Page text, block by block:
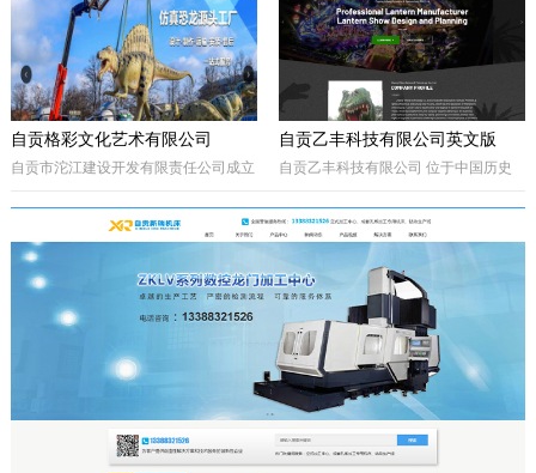
导下的全市性质量组织，是我市传播国内外先进质量管理方法、助推质量事业发
展的中坚力量。是联系广大企业和质量工作者的纽带。
自贡乙丰科技有限公司英文版
自贡乙丰科技有限公司 位于中国历史
城”、“千年盐都”美誉的四川省自贡市。
公司自成立以来秉承质量第一、诚信为
本、开拓创兴的经营理念为宗旨，取得
了国内外客户的高度认可。公司拥有优
秀的策划设计团队、实战经验丰富的施
工队伍、科学的管理模式，秉承着创新
的理念、先进的技术、严格的施工管
理、热诚服务的态度为客户创造更大的
自贡格彩文化艺术有限公司
自贡市沱江建设开发有限责任公司成立
于自贡市高新区金泽华府旁，注册资本
10000万元，由自贡市城市建设投资开
发集团有限公司、自贡市鸿宇实业有限
公司、自贡市大安区汇安国有资本投资
运营集团有限公司、自贡市宇盛投资有
限公司等四个国有公司出资组建，市城
投集团控股。公司经营范围是沱江航电
镇、新农村和现代农业建设、移民安置